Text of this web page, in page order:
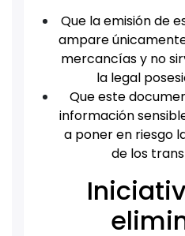
Que la emisión de
ampare
mercancías y no
la legal
Que este
información
a poner en riesgo
de los